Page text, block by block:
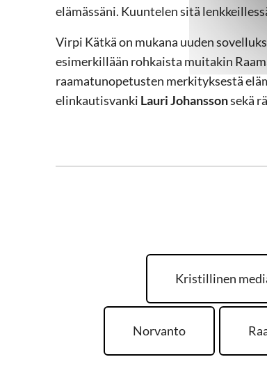
elämässäni. Kuuntelen sitä
Virpi Kätkä on mukana uuden
esimerkillään rohkaista muitakin
raamatunopetusten merkityksestä
elinkautisvanki Lauri Johanssonsekä
Kristillinen
Norvanto